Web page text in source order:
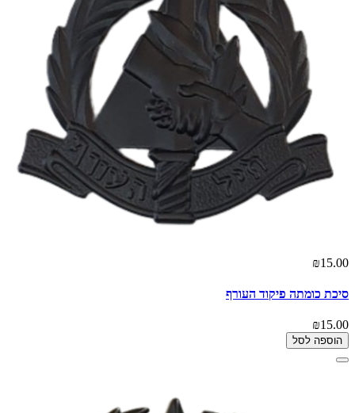
₪15.00
סיכת כומתה פיקוד העורף
₪15.00
הוספה לסל